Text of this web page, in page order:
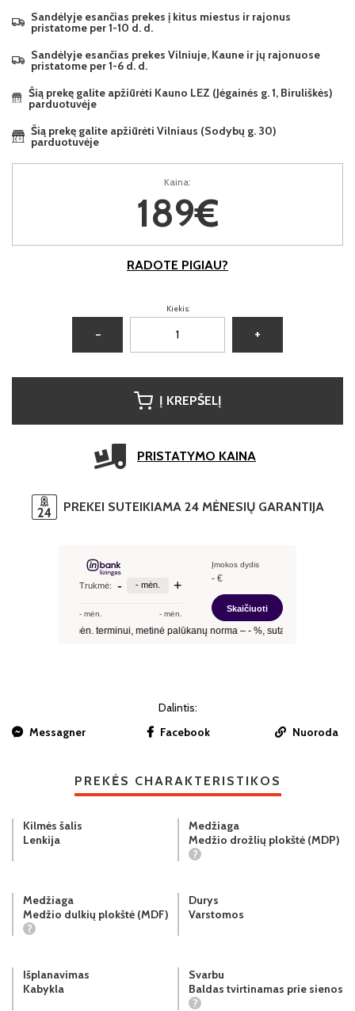
Sandėlyje esančias prekes į kitus miestus ir rajonus
pristatome per 1-10 d. d.
Sandėlyje esančias prekes Vilniuje, Kaune ir jų rajonuose
pristatome per 1-6 d. d.
Šią prekę galite apžiūrėti Kauno LEZ (Jėgainės g. 1, Biruliškės)
parduotuvėje
Šią prekę galite apžiūrėti Vilniaus (Sodybų g. 30)
parduotuvėje
Kaina:
189€
RADOTE PIGIAU?
Kiekis:
− +
Į KREPŠELĮ
PRISTATYMO KAINA
PREKEI SUTEIKIAMA 24 MĖNESIŲ GARANTIJA
Dalintis:
Messagner
Facebook Nuoroda
PREKĖS CHARAKTERISTIKOS
Kilmės šalis
Lenkija
Medžiaga
Medžio drožlių plokštė (MDP)
?
Medžiaga
Medžio dulkių plokštė (MDF)
?
Durys
Varstomos
Išplanavimas
Kabykla
Svarbu
Baldas tvirtinamas prie sienos
?